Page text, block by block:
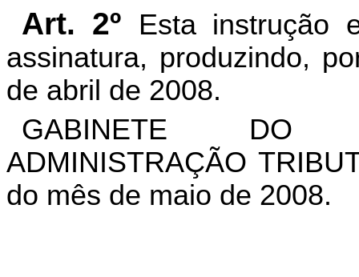
Art. 2º
Esta instrução
assinatura, produzindo,
de abril de 2008.
GABINETE DO
ADMINISTRAÇÃO
do mês de maio de 2008.